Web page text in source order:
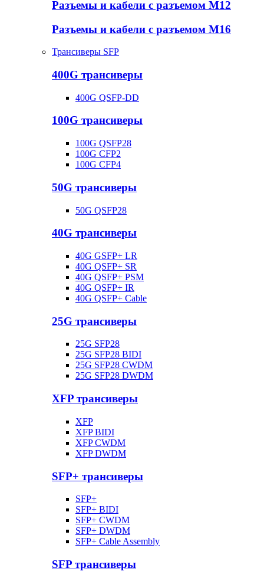
Разъемы и кабели с разъемом М12
Разъемы и кабели с разъемом М16
Трансиверы SFP
400G трансиверы
400G QSFP-DD
100G трансиверы
100G QSFP28
100G CFP2
100G CFP4
50G трансиверы
50G QSFP28
40G трансиверы
40G GSFP+ LR
40G QSFP+ SR
40G QSFP+ PSM
40G QSFP+ IR
40G QSFP+ Cable
25G трансиверы
25G SFP28
25G SFP28 BIDI
25G SFP28 CWDM
25G SFP28 DWDM
XFP трансиверы
XFP
XFP BIDI
XFP CWDM
XFP DWDM
SFP+ трансиверы
SFP+
SFP+ BIDI
SFP+ CWDM
SFP+ DWDM
SFP+ Cable Assembly
SFP трансиверы